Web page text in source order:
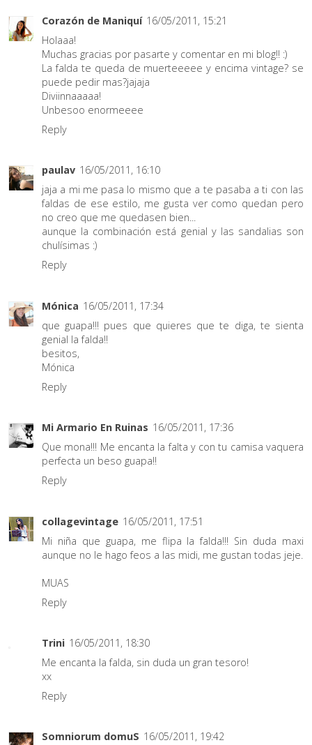
Corazón de Maniquí 16/05/2011, 15:21
Holaaa!
Muchas gracias por pasarte y comentar en mi blog!! :)
La falda te queda de muerteeeee y encima vintage? se
puede pedir mas?jajaja
Diviinnaaaaa!
Unbesoo enormeeee
Reply
paulav 16/05/2011, 16:10
jaja a mi me pasa lo mismo que a te pasaba a ti con las
faldas de ese estilo, me gusta ver como quedan pero
no creo que me quedasen bien...
aunque la combinación está genial y las sandalias son
chulísimas :)
Reply
Mónica 16/05/2011, 17:34
que guapa!!! pues que quieres que te diga, te sienta
genial la falda!!
besitos,
Mónica
Reply
Mi Armario En Ruinas 16/05/2011, 17:36
Que mona!!! Me encanta la falta y con tu camisa vaquera
perfecta un beso guapa!!
Reply
collagevintage 16/05/2011, 17:51
Mi niña que guapa, me flipa la falda!!! Sin duda maxi
aunque no le hago feos a las midi, me gustan todas jeje.
MUAS
Reply
Trini 16/05/2011, 18:30
Me encanta la falda, sin duda un gran tesoro!
xx
Reply
Somniorum domuS 16/05/2011, 19:42